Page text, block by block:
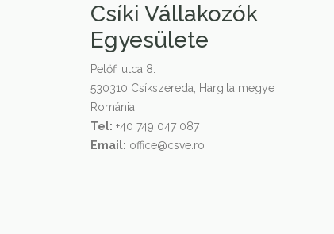
Csíki Vállakozók
Egyesülete
Petőfi utca 8.
530310 Csíkszereda, Hargita megye
Románia
Tel: +40 749 047 087
Email: office@csve.ro